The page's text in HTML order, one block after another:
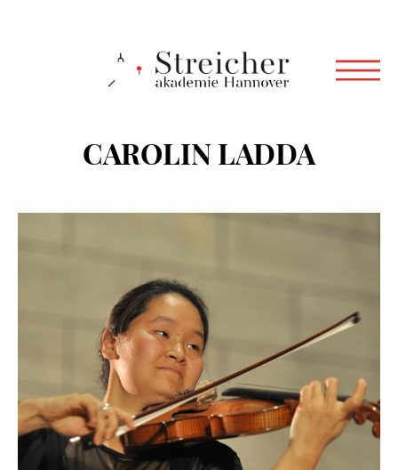
CAROLIN LADDA